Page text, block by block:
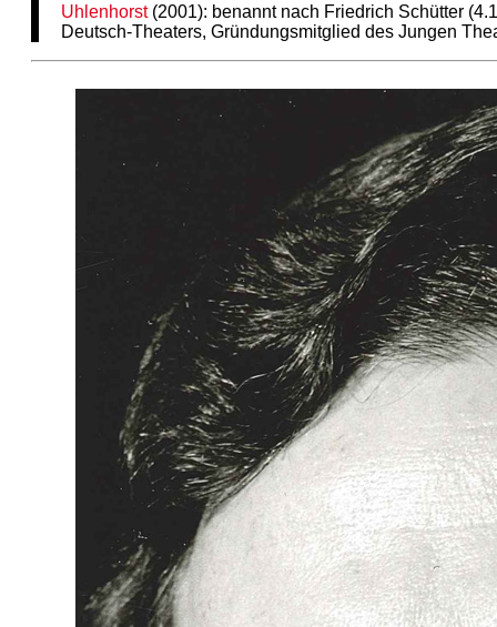
Uhlenhorst(2001): benannt nach Friedrich Schütter
Deutsch-Theaters, Gründungsmitglied des Jungen